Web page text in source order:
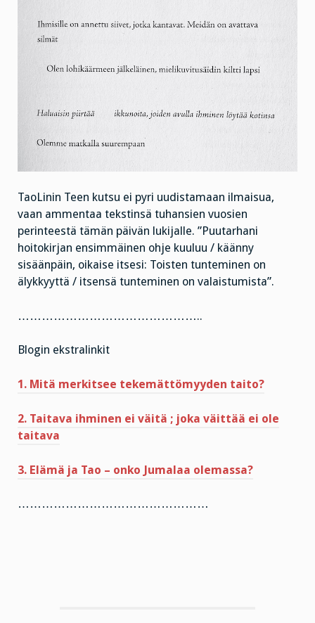
TaoLinin Teen kutsu ei pyri uudistamaan ilmaisua,
vaan ammentaa tekstinsä tuhansien vuosien
perinteestä tämän päivän lukijalle. ”Puutarhani
hoitokirjan ensimmäinen ohje kuuluu / käänny
sisäänpäin, oikaise itsesi: Toisten tunteminen on
älykkyyttä / itsensä tunteminen on valaistumista”.
………………………………………..
Blogin ekstralinkit
1. Mitä merkitsee tekemättömyyden taito?
2. Taitava ihminen ei väitä ; joka väittää ei ole
taitava
3. Elämä ja Tao – onko Jumalaa olemassa?
…………………………………………